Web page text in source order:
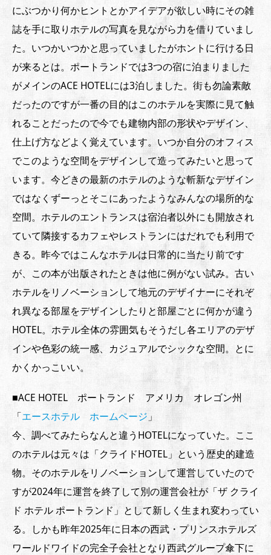
にぶつかり何かヒントとかアイデアが欲しい時にその雑
誌を手に取りホテルの写真を見ながら力を借りていまし
た。いつかいつかと思っていましたがホントに行ける日
が来るとは。ポートランドでは3つの宿に泊まりました
がメインのACE HOTELには3泊しました。街も勿論素敵
だったのですが一番の目的はこのホテルを実際に見て触
れることだったので今でも建物内部の形状やデザイン、
仕上げ方などよく覚えています。いつか自分のオフィス
でこのような空間をデザインして造ってみたいと思って
います。今どきの最新のホテルのような斬新なデザイン
ではなくずーっとそこにあったようなみんなの場所的な
空間。ホテルのエントランスは宿泊者以外にも開放され
ていて隣接するカフェやレストランにはだれでも利用で
きる。昨今ではこんなホテルは日常的に当たり前です
が、この本が出版されたときは他に例がない試み。古い
ホテルをリノベーションして地元のデザイナーにそれぞ
れ異なる部屋をデザインしたりと部屋ごとに何かが違う
HOTEL。ホテル全体の雰囲気もそうだし各エリアのデザ
インや色彩の統一感、カジュアルでシックな空間。とに
かくかっこいい。
■ACE HOTEL ポートランド アメリカ オレゴン州
「エースホテル ホームページ 」
今、調べてみたらなんと違うHOTELになっていた。ここ
のホテルは元々は「クライドHOTEL」という歴史的建造
物。そのホテルをリノベーションして運営していたので
すが2024年に運営を終了して別の運営会社が「ザ クライ
ド ホテル ポートランド」として新しく生まれ変わってい
る。しかも昨年2025年に日本の西武・プリンスホテルズ
ワールドワイドの完全子会社となり西武グループ傘下に